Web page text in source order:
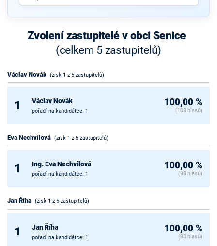
Zvolení zastupitelé v obci Senice
(celkem 5 zastupitelů)
Václav Novák (zisk 1 z 5 zastupitelů)
1 Václav Novák
pořadí na kandidátce: 1
100,00 %
(103 hlasů)
Eva Nechvílová (zisk 1 z 5 zastupitelů)
1 Ing. Eva Nechvílová
pořadí na kandidátce: 1
100,00 %
(98 hlasů)
Jan Říha (zisk 1 z 5 zastupitelů)
1 Jan Říha
pořadí na kandidátce: 1
100,00 %
(93 hlasů)